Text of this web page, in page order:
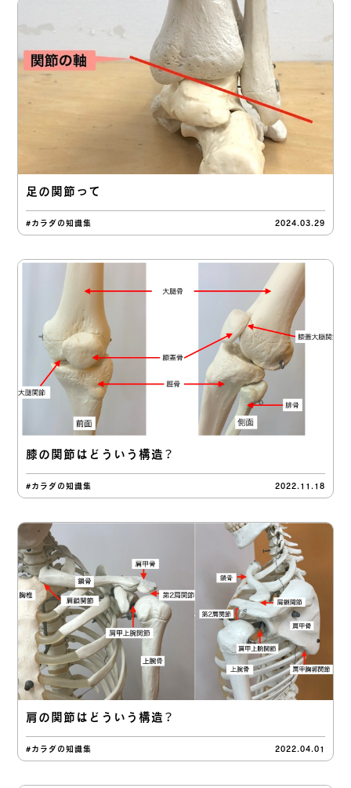
足の関節って
#カラダの知識集 2024.03.29
膝の関節はどういう構造？
#カラダの知識集 2022.11.18
肩の関節はどういう構造？
#カラダの知識集 2022.04.01